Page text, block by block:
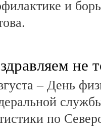
и
не
– День
по